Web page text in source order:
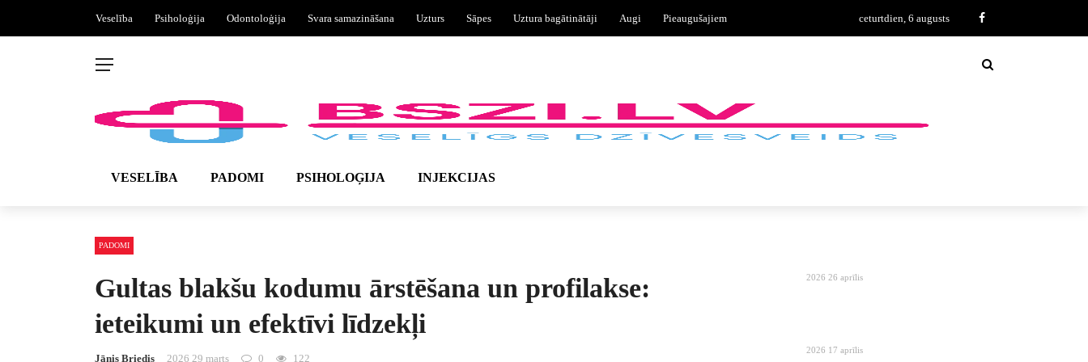
Veselība Psiholoģija Odontoloģija Svara samazināšana Uzturs Sāpes Uztura bagātinātāji Augi Pieaugušajiem ceturtdien, 6 augusts
VESELĪBA PADOMI PSIHOLOĢIJA INJEKCIJAS
PADOMI
Gultas blakšu kodumu ārstēšana un profilakse:
ieteikumi un efektīvi līdzekļi
Jānis Briedis 2026 29 marts 0 122
2026 26 aprīlis
2026 17 aprīlis